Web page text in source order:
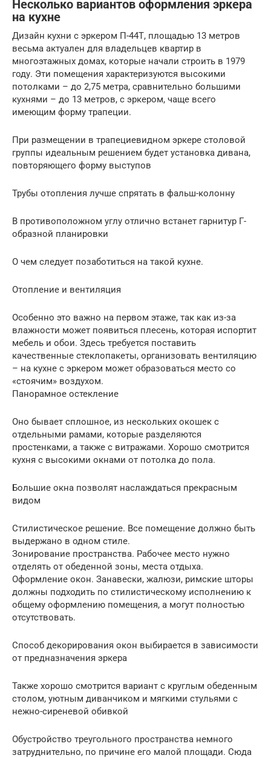
Несколько вариантов оформления эркера
на кухне
Дизайн кухни с эркером П-44Т, площадью 13 метров
весьма актуален для владельцев квартир в
многоэтажных домах, которые начали строить в 1979
году. Эти помещения характеризуются высокими
потолками – до 2,75 метра, сравнительно большими
кухнями – до 13 метров, с эркером, чаще всего
имеющим форму трапеции.
При размещении в трапециевидном эркере столовой
группы идеальным решением будет установка дивана,
повторяющего форму выступов
Трубы отопления лучше спрятать в фальш-колонну
В противоположном углу отлично встанет гарнитур Г-
образной планировки
О чем следует позаботиться на такой кухне.
Отопление и вентиляция
Особенно это важно на первом этаже, так как из-за
влажности может появиться плесень, которая испортит
мебель и обои. Здесь требуется поставить
качественные стеклопакеты, организовать вентиляцию
– на кухне с эркером может образоваться место со
«стоячим» воздухом.
Панорамное остекление
Оно бывает сплошное, из нескольких окошек с
отдельными рамами, которые разделяются
простенками, а также с витражами. Хорошо смотрится
кухня с высокими окнами от потолка до пола.
Большие окна позволят наслаждаться прекрасным
видом
Стилистическое решение. Все помещение должно быть
выдержано в одном стиле.
Зонирование пространства. Рабочее место нужно
отделять от обеденной зоны, места отдыха.
Оформление окон. Занавески, жалюзи, римские шторы
должны подходить по стилистическому исполнению к
общему оформлению помещения, а могут полностью
отсутствовать.
Способ декорирования окон выбирается в зависимости
от предназначения эркера
Также хорошо смотрится вариант с круглым обеденным
столом, уютным диванчиком и мягкими стульями с
нежно-сиреневой обивкой
Обустройство треугольного пространства немного
затруднительно, по причине его малой площади. Сюда